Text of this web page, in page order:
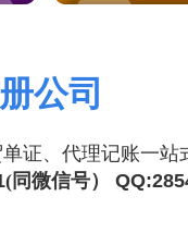
公司
证、代理记账一站
(同微信号）